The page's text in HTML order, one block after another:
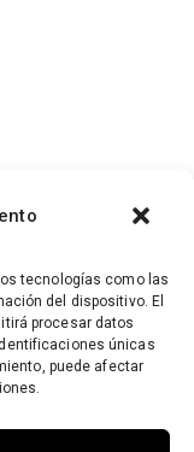
tecnologías como las
del dispositivo. El
procesar datos
únicas
puede afectar